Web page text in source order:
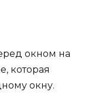
окном на
которая
окну.